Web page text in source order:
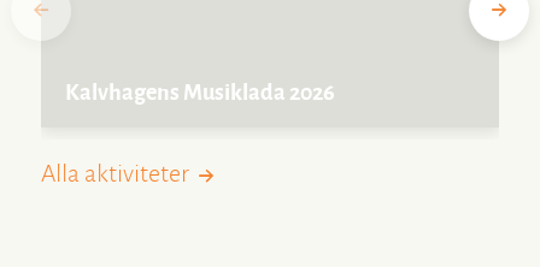
Kalvhagens Musiklada 2026
Alla aktiviteter